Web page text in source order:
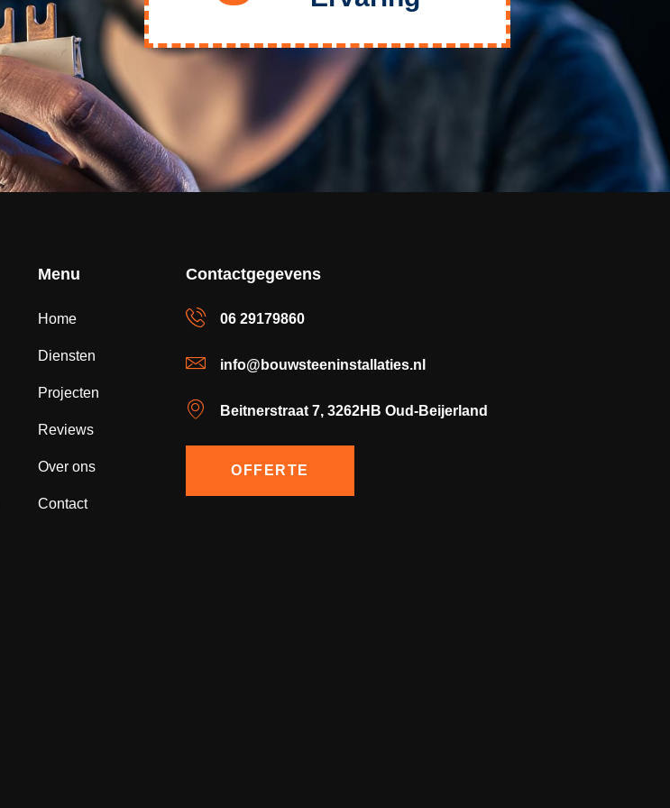
Menu
Home
Diensten
Projecten
Reviews
Over ons
Contact
Contactgegevens
06 29179860
info@bouwsteeninstallaties.nl
Beitnerstraat 7, 3262HB Oud-Beijerland
OFFERTE